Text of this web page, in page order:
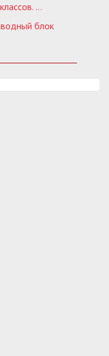
курсы
блок